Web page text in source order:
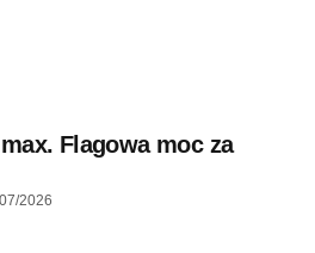
Flagowa moc za
2026